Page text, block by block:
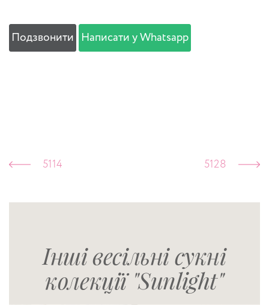
Подзвонити Написати у Whatsapp
5114 5128
Інші весільні сукні
колекції "Sunlight"